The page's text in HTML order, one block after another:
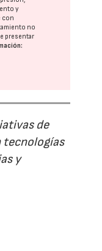
y
con
no
presentar
de
tecnologías
y